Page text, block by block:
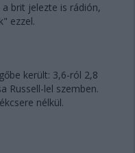
brit jelezte is rádión,
ezzel.
került: 3,6-ról 2,8
Russell-lel szemben.
nélkül.